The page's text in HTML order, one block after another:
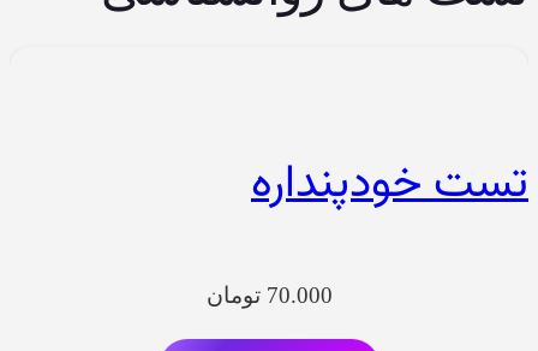
تست خودپنداره
70.000 تومان